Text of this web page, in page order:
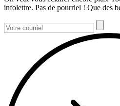
infolettre. Pas de pourriel ! Que des